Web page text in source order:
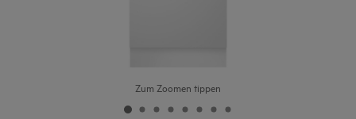
Zum Zoomen tippen